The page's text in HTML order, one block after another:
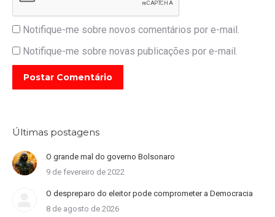
Notifique-me sobre novos comentários por e-mail.
Notifique-me sobre novas publicações por e-mail.
Postar Comentário
Últimas postagens
O grande mal do governo Bolsonaro
9 de fevereiro de 2022
O despreparo do eleitor pode comprometer a Democracia
8 de agosto de 2026